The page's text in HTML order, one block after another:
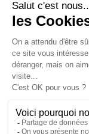
Commande Papier
2008 -